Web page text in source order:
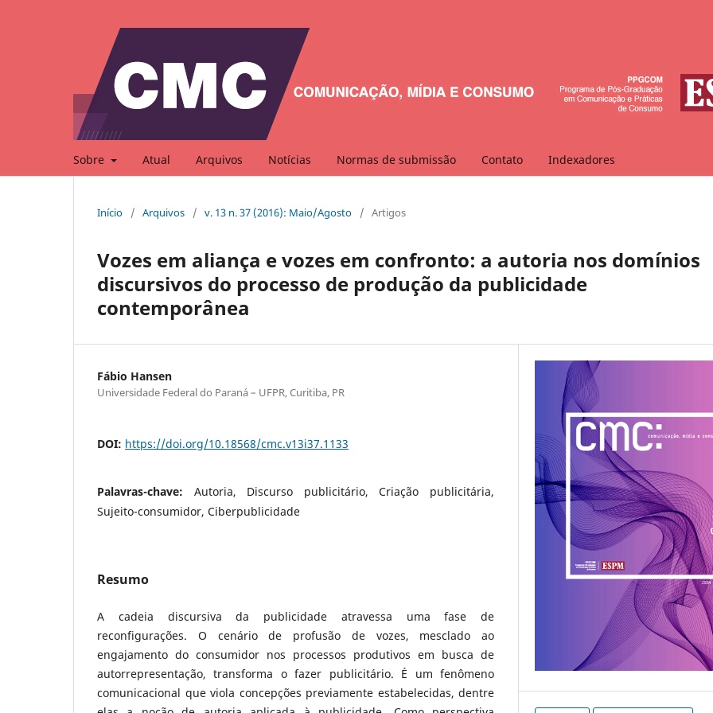
Sobre Atual Arquivos Notícias Normas de submissão Contato Indexadores
Início / Arquivos / v. 13 n. 37 (2016): Maio/Agosto / Artigos
Vozes em aliança e vozes em confronto: a autoria nos domínios
discursivos do processo de produção da publicidade
contemporânea
Fábio Hansen
Universidade Federal do Paraná – UFPR, Curitiba, PR
DOI: https://doi.org/10.18568/cmc.v13i37.1133
Palavras-chave: Autoria, Discurso publicitário, Criação publicitária,
Sujeito-consumidor, Ciberpublicidade
Resumo
A cadeia discursiva da publicidade atravessa uma fase de
reconfigurações. O cenário de profusão de vozes, mesclado ao
engajamento do consumidor nos processos produtivos em busca de
autorrepresentação, transforma o fazer publicitário. É um fenômeno
comunicacional que viola concepções previamente estabelecidas, dentre